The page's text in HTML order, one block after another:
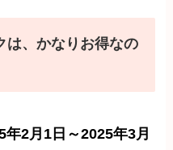
は、かなりお得なの
年2月1日～2025年3月